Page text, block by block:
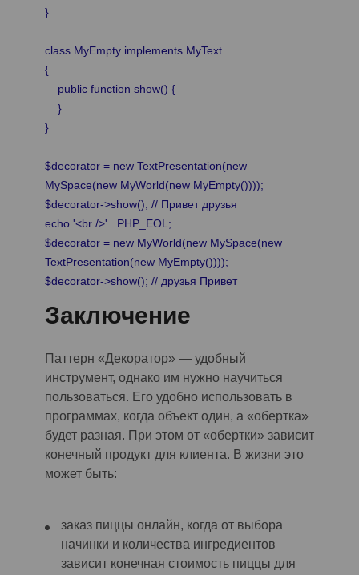
}
class MyEmpty implements MyText
{
public function show() {
}
}
$decorator = new TextPresentation(new
MySpace(new MyWorld(new MyEmpty())));
$decorator->show(); // Привет друзья
echo '<br />' . PHP_EOL;
$decorator = new MyWorld(new MySpace(new
TextPresentation(new MyEmpty())));
$decorator->show(); // друзья Привет
Заключение
Паттерн «Декоратор» — удобный
инструмент, однако им нужно научиться
пользоваться. Его удобно использовать в
программах, когда объект один, а «обертка»
будет разная. При этом от «обертки» зависит
конечный продукт для клиента. В жизни это
может быть:
заказ пиццы онлайн, когда от выбора
начинки и количества ингредиентов
зависит конечная стоимость пиццы для